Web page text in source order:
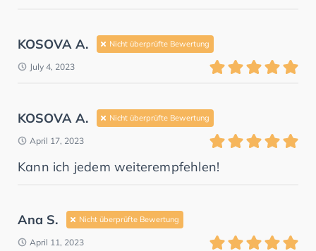
KOSOVA A. Nicht überprüfte Bewertung
July 4, 2023
KOSOVA A. Nicht überprüfte Bewertung
April 17, 2023
Kann ich jedem weiterempfehlen!
Ana S. Nicht überprüfte Bewertung
April 11, 2023